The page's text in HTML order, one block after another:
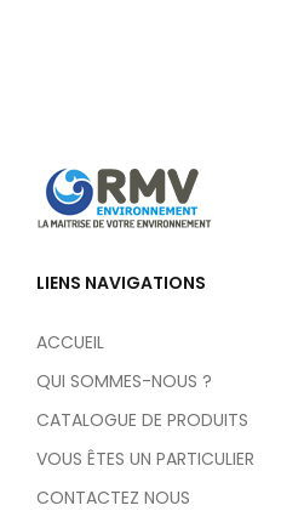
LIENS NAVIGATIONS
ACCUEIL
QUI SOMMES-NOUS ?
CATALOGUE DE PRODUITS
VOUS ÊTES UN PARTICULIER
CONTACTEZ NOUS